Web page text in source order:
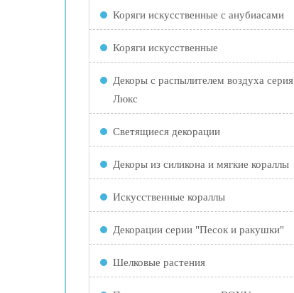
Коряги искусственные с анубиасами
Коряги искусственные
Декоры с распылителем воздуха серия
Люкс
Светящиеся декорации
Декоры из силикона и мягкие кораллы
Искусственные кораллы
Декорации серии "Песок и ракушки"
Шелковые растения